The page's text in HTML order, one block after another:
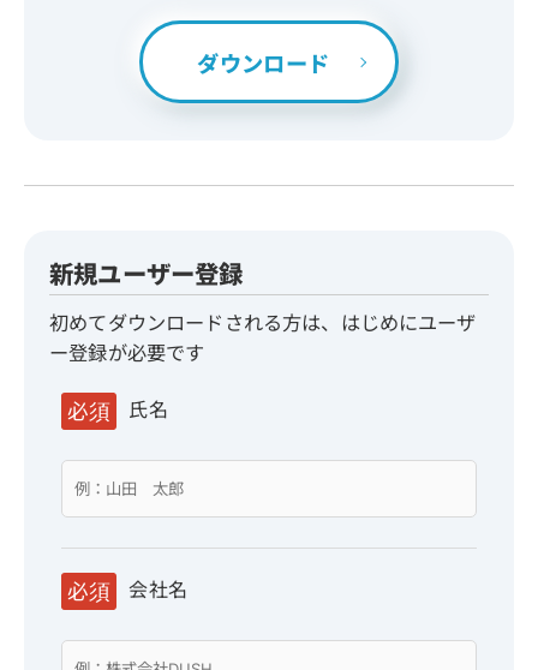
ダウンロード
新規ユーザー登録
初めてダウンロードされる方は、はじめにユーザ
ー登録が必要です
必須 氏名
必須 会社名